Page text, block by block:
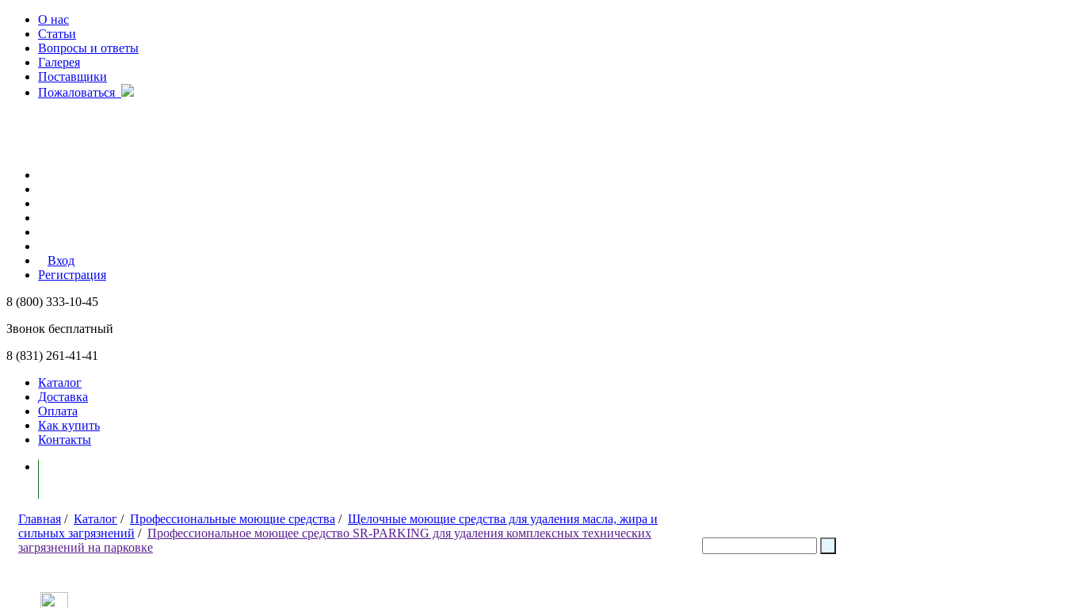
О нас
Статьи
Вопросы и ответы
Галерея
Поставщики
Пожаловаться
Вход
Регистрация
8 (800) 333-10-45
Звонок бесплатный
8 (831) 261-41-41
Каталог
Доставка
Оплата
Как купить
Контакты
Главная / Каталог / Профессиональные моющие средства / Щелочные моющие средства для удаления масла, жира и
сильных загрязнений / Профессиональное моющее средство SR-PARKING для удаления комплексных технических
загрязнений на парковке